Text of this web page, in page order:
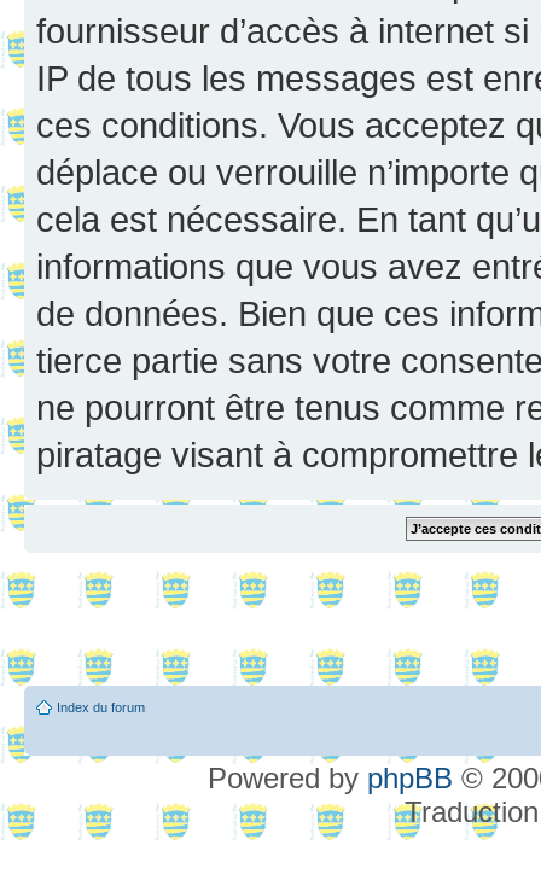
fournisseur d’accès à internet
IP de tous les messages est
ces conditions. Vous acceptez
déplace ou verrouille n’importe
cela est nécessaire. En tant
informations que vous avez
de données. Bien que ces
tierce partie sans votre
ne pourront être tenus comme
piratage visant à compromettre
Index du forum
Powered by phpBB ©